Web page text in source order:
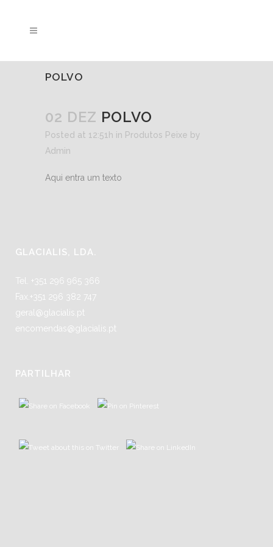
POLVO
02 DEZ POLVO
Posted at 12:51h in Produtos Peixe by
Admin
Aqui entra um texto
GLACIALIS, LDA.
Tel. +351 296 965 366
Fax.+351 296 382 747
geral@glacialis.pt
encomendas@glacialis.pt
PARTILHAR